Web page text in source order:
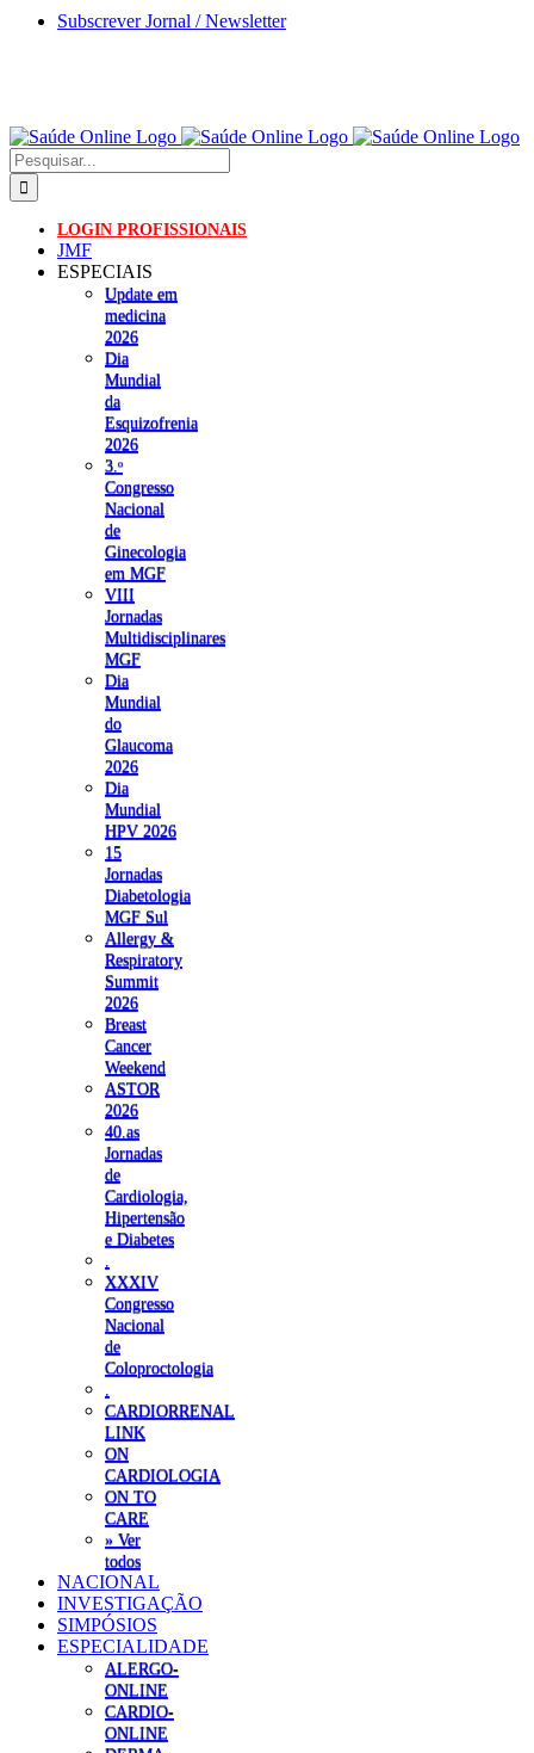
Skip
Subscrever Jornal / Newsletter
Pesquisar
LOGIN PROFISSIONAIS
JMF
ESPECIAIS
Update em
medicina
2026
Dia
Mundial
da
Esquizofrenia
2026
3.ᵒ
Congresso
Nacional
de
Ginecologia
em MGF
VIII
Jornadas
Multidisciplinares
MGF
Dia
Mundial
do
Glaucoma
2026
Dia
Mundial
HPV 2026
15
Jornadas
Diabetologia
MGF Sul
Allergy &
Respiratory
Summit
2026
Breast
Cancer
Weekend
ASTOR
2026
40.as
Jornadas
de
Cardiologia,
Hipertensão
e Diabetes
XXXIV
Congresso
Nacional
de
Coloproctologia
CARDIORRENAL
LINK
ON
CARDIOLOGIA
ON TO
CARE
» Ver
todos
NACIONAL
INVESTIGAÇÃO
SIMPÓSIOS
ESPECIALIDADE
ALERGO-
ONLINE
CARDIO-
ONLINE